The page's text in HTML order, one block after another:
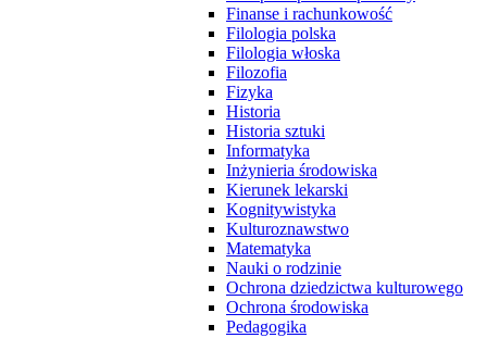
Finanse i rachunkowość
Filologia polska
Filologia włoska
Filozofia
Fizyka
Historia
Historia sztuki
Informatyka
Inżynieria środowiska
Kierunek lekarski
Kognitywistyka
Kulturoznawstwo
Matematyka
Nauki o rodzinie
Ochrona dziedzictwa kulturowego
Ochrona środowiska
Pedagogika